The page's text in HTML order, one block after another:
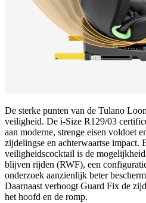
De sterke punten van de Tulano
veiligheid. De i‑Size R129/03
aan moderne, strenge eisen voldoet
zijdelingse en achterwaartse impact.
veiligheidscocktail is de
blijven rijden (RWF), een
onderzoek aanzienlijk beter
Daarnaast verhoogt Guard Fix de
het hoofd en de romp.